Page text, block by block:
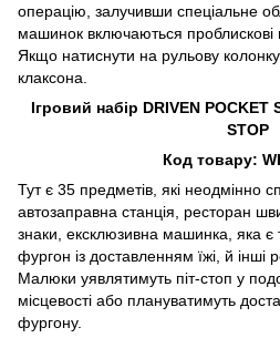
операцію, залучивши спеціальне
машинок включаються проблискові
Якщо натиснути на рульову
клаксона.
Ігровий набір DRIVEN POCKET
STOP
Код товару:
Тут є 35 предметів, які неодмінно
автозаправна станція, ресторан
знаки, ексклюзивна машинка, яка є
фургон із доставленням їжі, й інші
Малюки уявлятимуть піт-стоп у
місцевості або плануватимуть
фургону.